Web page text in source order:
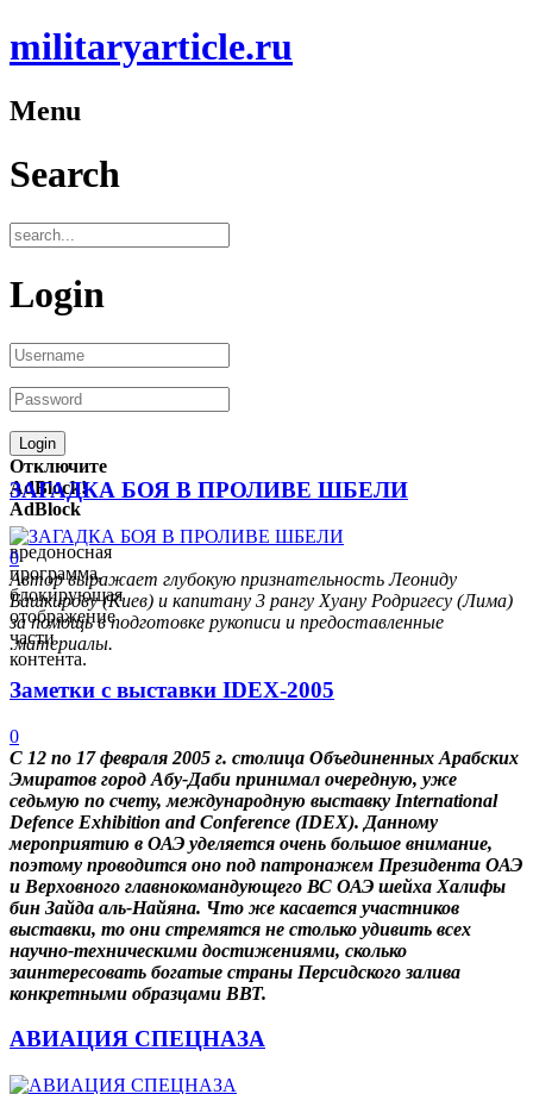
militaryarticle.ru
Menu
Search
Login
Отключите
AdBlock!
AdBlock
—
вредоносная
программа,
блокирующая
отображение
части
контента.
ЗАГАДКА БОЯ В ПРОЛИВЕ ШБЕЛИ
0
Автор выражает глубокую признательность Леониду
Башкирову (Киев) и капитану 3 рангу Хуану Родригесу (Лима)
за помощь в подготовке рукописи и предоставленные
.материалы.
Заметки с выставки IDEX-2005
0
С 12 по 17 февраля 2005 г. столица Объединенных Арабских
Эмиратов город Абу-Даби принимал очередную, уже
седьмую по счету, международную выставку International
Defence Exhibition and Conference (IDEX). Данному
мероприятию в ОАЭ уделяется очень большое внимание,
поэтому проводится оно под патронажем Президента ОАЭ
и Верховного главнокомандующего ВС ОАЭ шейха Халифы
бин Зайда аль-Найяна. Что же касается участников
выставки, то они стремятся не столько удивить всех
научно-техническими достижениями, сколько
заинтересовать богатые страны Персидского залива
конкретными образцами ВВТ.
АВИАЦИЯ СПЕЦНАЗА